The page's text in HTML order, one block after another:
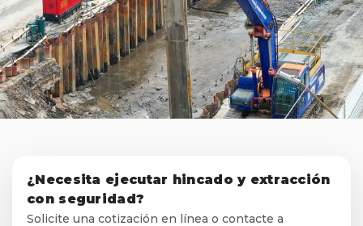
¿Necesita ejecutar hincado y extracción
con seguridad?
Solicite una cotización en línea o contacte a